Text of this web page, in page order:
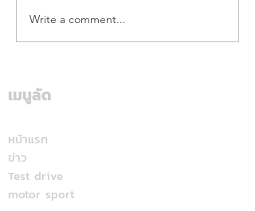
จากคิวบู๊สู่คิวรับรถ! "จา
พนม" เลือก DEEPAL S05
เมื่อพบ EV คู่ใจคันใหม่ที่
องศา
Write a comment...
เมนูลัด
หน้าแรก
ข่าว
Test drive
motor sport